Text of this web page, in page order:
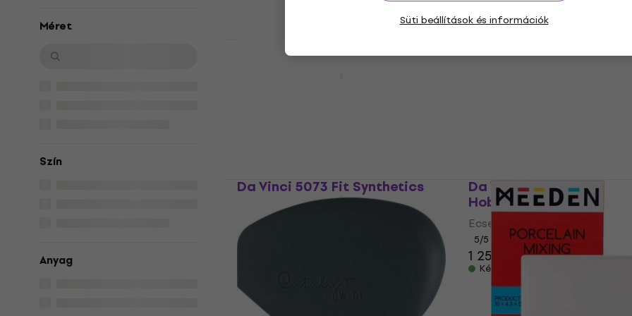
Süti beállítások és információk
Méret
Szín
Anyag
4 790 Ft
Da Vinci 5073 Fit Synthetics
Lapos ecset 30
Ecset
Da Vinci 375 Fit
Hobbi ecset 4
Ecset
5/5
1 250 Ft
Készleten